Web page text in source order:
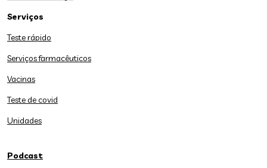
Serviços
Teste rápido
Serviços farmacêuticos
Vacinas
Teste de covid
Unidades
Podcast